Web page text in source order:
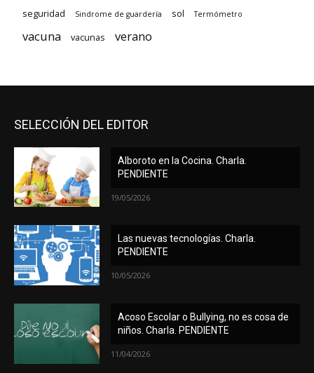
seguridad Sindrome de guardería sol Termómetro
vacuna vacunas verano
SELECCIÓN DEL EDITOR
Alboroto en la Cocina. Charla.
PENDIENTE
19/05/2026
Las nuevas tecnologías. Charla.
PENDIENTE
10/05/2026
Acoso Escolar o Bullying, no es cosa de
niños. Charla. PENDIENTE
11/04/2026